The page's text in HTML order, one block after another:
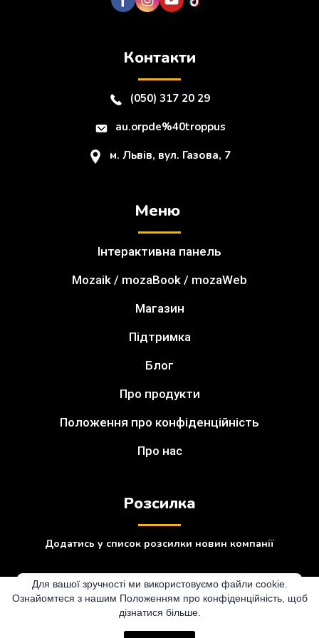
Контакти
(050) 317 20 29
au.orpde%40troppus
м. Львів, вул. Газова, 7
Меню
Інтерактивна панель
Mozaik / mozaBook / mozaWeb
Магазин
Підтримка
Блог
Про продукти
Положення про конфіденційність
Про нас
Розсилка
Додатись у список розсилки новин компанії
Підписатися
Для вашої зручності ми використовуємо файли cookie.
Ознайомтеся з нашим Положенням про конфіденційність, щоб
дізнатися більше.